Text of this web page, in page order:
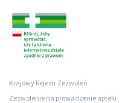
Krajowy Rejestr Zezwoleń
Zezwolenie na prowadzenie apteki